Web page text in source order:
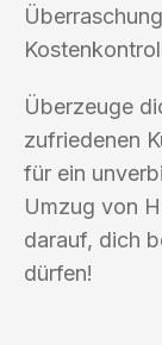
Überzeuge
zufriedenen
für ein
Umzug von
darauf, dich
dürfen!